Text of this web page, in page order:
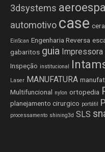
3dsystems
automotivo case
EinScan Engenharia Reversa
gabaritos guia
Inspeção institucional
Laser MANUFATURA
Multifuncional nylon ortopedia
planejamento cirurgico portátil
processamento shining3d SLS